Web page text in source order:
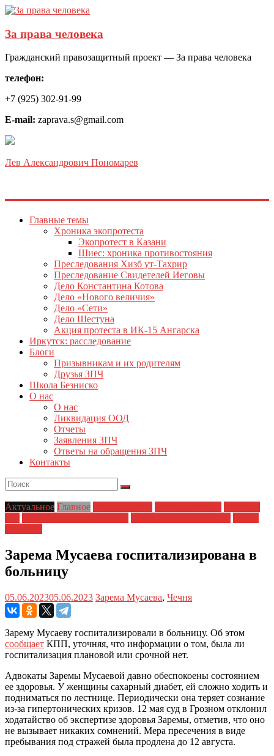
За права человека
Гражданский правозащитный проект — За права человека
телефон:
+7 (925) 302-91-99
E-mail: zaprava.s@gmail.com
Лев Александрович Пономарев
Главные темы
Хроника экопротеста
Экопротест в Казани
Шиес: хроника противостояния
Преследования Хизб ут-Тахрир
Преследование Свидетелей Иеговы
Дело Константина Котова
Дело «Нового величия»
Дело «Сети»
Дело Шестуна
Акция протеста в ИК-15 Ангарска
Иркутск: расследование
Блоги
Призывникам и их родителям
Друзья ЗПЧ
Школа Безниско
О нас
О нас
Ликвидация ООД
Отчеты
Заявления ЗПЧ
Ответы на обращения ЗПЧ
Контакты
Актуальное Главное
Зарема Мусаева госпитализирована в
больницу
05.06.202305.06.2023 Зарема Мусаева, Чечня
Зарему Мусаеву госпитализировали в больницу. Об этом
сообщает КПП, уточняя, что информации о том, была ли
госпитализация плановой или срочной нет.
Адвокаты Заремы Мусаевой давно обеспокоены состоянием
ее здоровья. У женщины сахарный диабет, ей сложно ходить и
подниматься по лестнице. Периодически она теряет сознание
из-за гипертонических кризов. 12 мая суд в Грозном отклонил
ходатайство об экспертизе здоровья Заремы, отметив, что оно
не вызывает никаких сомнений. Мера пресечения в виде
пребывания под стражей была продлена до 12 августа.